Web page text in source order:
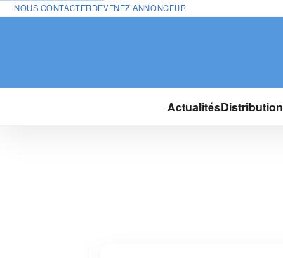
NOUS CONTACTERDEVENEZ ANNONCEUR
ActualitésDistribution